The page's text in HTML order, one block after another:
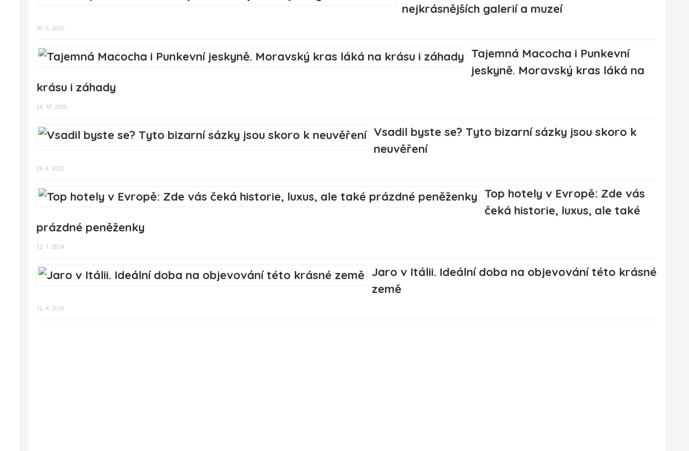
nejkrásnějších galerií a muzeí
30. 6. 2025
Tajemná Macocha i Punkevní
jeskyně. Moravský kras láká na
krásu i záhady
26. 10. 2020
Vsadil byste se? Tyto bizarní sázky jsou skoro k
neuvěření
26. 8. 2022
Top hotely v Evropě: Zde vás
čeká historie, luxus, ale také
prázdné peněženky
12. 1. 2024
Jaro v Itálii. Ideální doba na objevování této krásné
země
12. 4. 2019